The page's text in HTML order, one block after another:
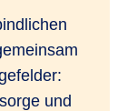
und